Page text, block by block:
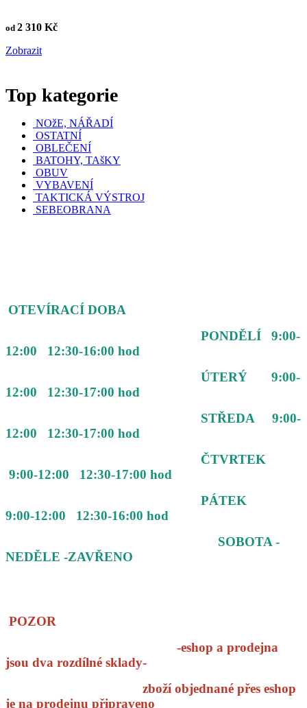
od 2 310 Kč
Zobrazit
Top kategorie
NOžE, NÁŘADÍ
OSTATNÍ
OBLEČENÍ
BATOHY, TAšKY
OBUV
VYBAVENÍ
TAKTICKÁ VÝSTROJ
SEBEOBRANA
OTEVÍRACÍ DOBA
PONDĚLÍ 9:00-
12:00 12:30-16:00 hod
ÚTERÝ 9:00-
12:00 12:30-17:00 hod
STŘEDA 9:00-
12:00 12:30-17:00 hod
ČTVRTEK
9:00-12:00 12:30-17:00 hod
PÁTEK
9:00-12:00 12:30-16:00 hod
SOBOTA -
NEDĚLE -ZAVŘENO
POZOR
-eshop a prodejna
jsou dva rozdílné sklady-
zboží objednané přes eshop
je na prodejnu připraveno